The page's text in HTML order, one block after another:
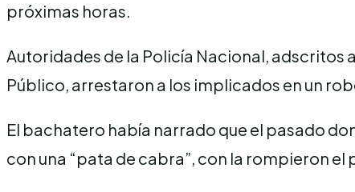
próximas horas.
Autoridades de la Policía Nacional,
Público, arrestaron a los implicados en un
El bachatero había narrado que el pasado
con una “pata de cabra”, con la rompieron